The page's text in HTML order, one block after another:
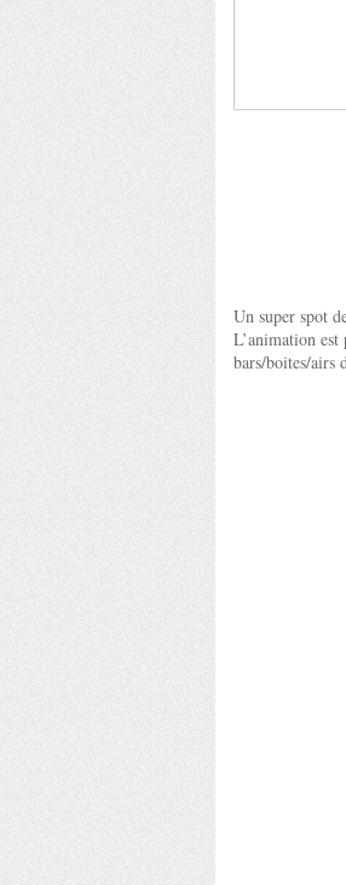
Un super spot
L’animation
bars/boites/airs